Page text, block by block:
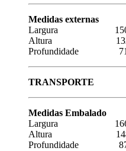
Medidas externas
Largura 1500
Altura 1320
Profundidade
TRANSPORTE
Medidas Embalado
Largura 1660
Altura 1480
Profundidade